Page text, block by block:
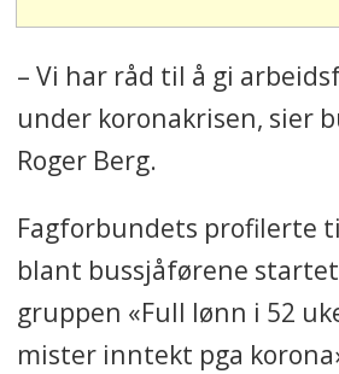
– Vi har råd til å gi
under koronakrisen, sier
Roger Berg.
Fagforbundets profilerte
blant bussjåførene startet
gruppen «Full lønn i 52
mister inntekt pga